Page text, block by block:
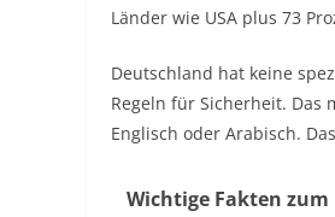
Länder wie USA plus 73
Deutschland hat keine
Regeln für Sicherheit. Das
Englisch oder Arabisch.
Wichtige Fakten